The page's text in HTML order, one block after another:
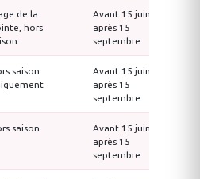
de la
hors
Avant 15 juin /
après 15
septembre
saison
Avant 15 juin /
après 15
septembre
saison
Avant 15 juin /
après 15
septembre